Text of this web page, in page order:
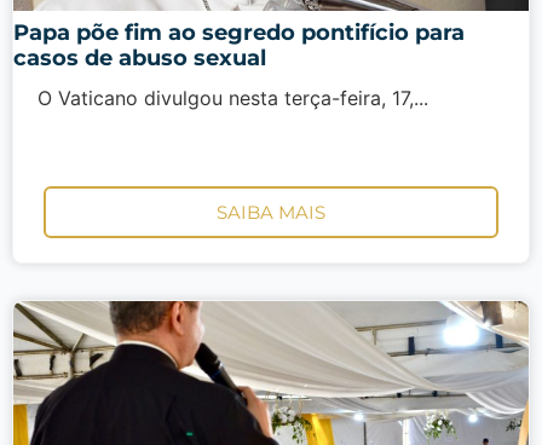
Papa põe fim ao segredo pontifício para
casos de abuso sexual
O Vaticano divulgou nesta terça-feira, 17,...
SAIBA MAIS